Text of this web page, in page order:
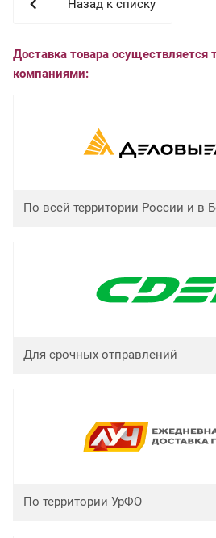
Назад к списку
Доставка товара осуществляется
компаниями:
По всей территории России и в
Для срочных отправлений
По территории УрФО